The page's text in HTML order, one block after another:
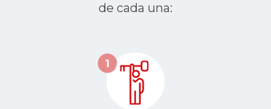
de cada una: